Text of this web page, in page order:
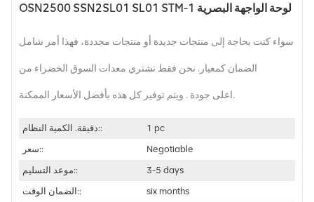
OSN2500 SSN2SL01 SL01 STM-1 لوحة الواجهة البصرية
سواء كنت بحاجة إلى منتجات جديدة أو منتجات مجددة، فهذا أمر شامل
الضمان كمعيار. نحن فقط نشتري معدات السوق الخضراء من
اعلى جودة . ويتم توفير كل هذه بأفضل الأسعار الممكنة.
دقيقة. الكمية النظام::
1 pc
سعر::
Negotiable
موعد التسليم::
3-5 days
الضمان الوقت::
six months